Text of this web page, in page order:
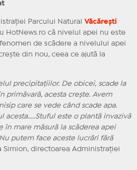
Parcului Natural Văcărești
HotNews.ro că nivelul apei nu este
de scădere a nivelului apei
din nou, ceea ce ajută la
precipitațiilor. De obicei, scade la
acesta crește. Avem
care se vede când scade apa.
este o plantă invazivă
în mare măsură la scăderea apei
putem face aceste lucrări fără
Simion, directoarea Administrației